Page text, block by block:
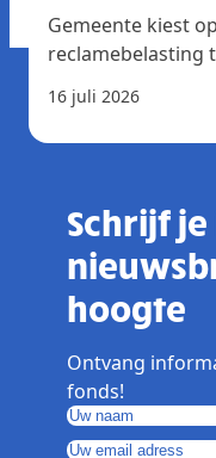
Gemeente kiest
reclamebelasting
16 juli 2026
Schrijf
hoogte
Ontvang
fonds!